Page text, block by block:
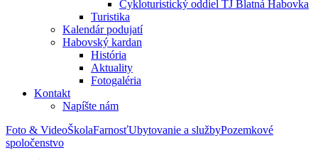
Cykloturistický oddiel TJ Blatná Habovka
Turistika
Kalendár podujatí
Habovský kardan
História
Aktuality
Fotogaléria
Kontakt
Napíšte nám
Foto & VideoŠkolaFarnosťUbytovanie a službyPozemkové
spoločenstvo